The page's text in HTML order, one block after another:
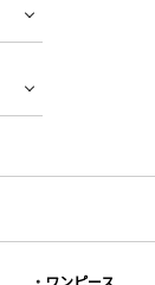
ワンピース